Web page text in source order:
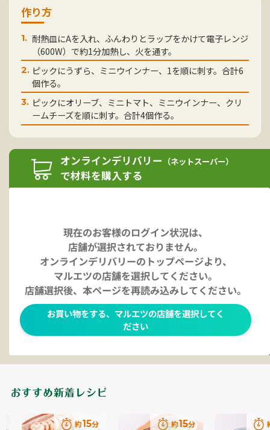
作り方
1. 耐熱皿にAを入れ、ふんわりとラップをかけて電子レンジ
（600W）で約1分加熱し、火を通す。
2. ピックにうずら、ミニウインナー、1を順に刺す。合計6
個作る。
3. ピックにオリーブ、ミニトマト、ミニウインナー、クリ
ームチーズを順に刺す。合計4個作る。
オンラインデリバリー （ネットスーパー）
で材料を購入する
約15分 約15分 約